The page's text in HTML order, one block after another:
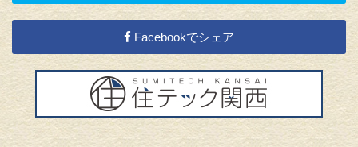
Facebookでシェア